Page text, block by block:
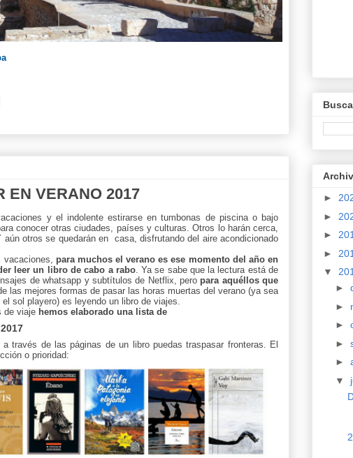
EN VERANO 2017
y el indolente estirarse en tumbonas de piscina o bajo
conocer otras ciudades, países y culturas. Otros lo harán cerca,
otros se quedarán en casa, disfrutando del aire acondicionado
para muchos el verano es ese momento del año en
leer un libro de cabo a rabo. Ya se sabe que la lectura está de
de whatsapp y subtítulos de Netflix, pero para aquéllos que
las mejores formas de pasar las horas muertas del verano (ya sea
sol playero) es leyendo un libro de viajes.
de viaje hemos elaborado una lista de
2017
través de las páginas de un libro puedas traspasar fronteras. El
o prioridad:
►
►
►
►
▼
►
►
►
►
►
▼